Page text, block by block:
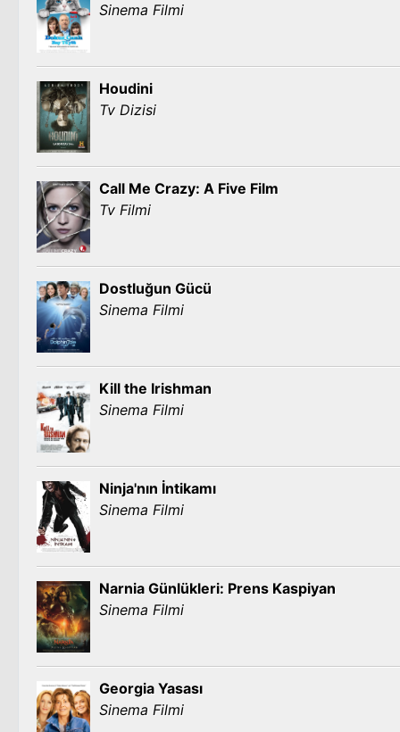
Sinema Filmi
Houdini
Tv Dizisi
Call Me Crazy: A Five Film
Tv Filmi
Dostluğun Gücü
Sinema Filmi
Kill the Irishman
Sinema Filmi
Ninja'nın İntikamı
Sinema Filmi
Narnia Günlükleri: Prens Kaspiyan
Sinema Filmi
Georgia Yasası
Sinema Filmi